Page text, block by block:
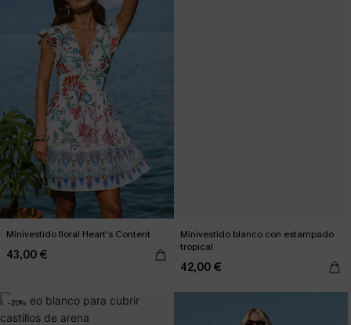
Minivestido floral Heart's Content
43,00 €
Minivestido blanco con estampado
tropical
42,00 €
-20%